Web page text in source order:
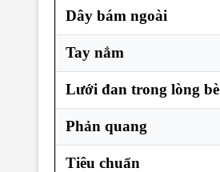
Dây bám ngoài
Tay nắm
Lưới đan trong lòng bè
Phản quang
Tiêu chuẩn